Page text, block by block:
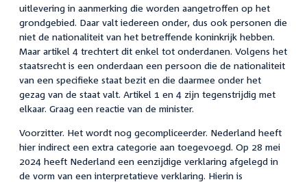
uitlevering in aanmerking die worden aangetroffen op het
grondgebied. Daar valt iedereen onder, dus ook personen die
niet de nationaliteit van het betreffende koninkrijk hebben.
Maar artikel 4 trechtert dit enkel tot onderdanen. Volgens het
staatsrecht is een onderdaan een persoon die de nationaliteit
van een specifieke staat bezit en die daarmee onder het
gezag van de staat valt. Artikel 1 en 4 zijn tegenstrijdig met
elkaar. Graag een reactie van de minister.
Voorzitter. Het wordt nog gecompliceerder. Nederland heeft
hier indirect een extra categorie aan toegevoegd. Op 28 mei
2024 heeft Nederland een eenzijdige verklaring afgelegd in
de vorm van een interpretatieve verklaring. Hierin is